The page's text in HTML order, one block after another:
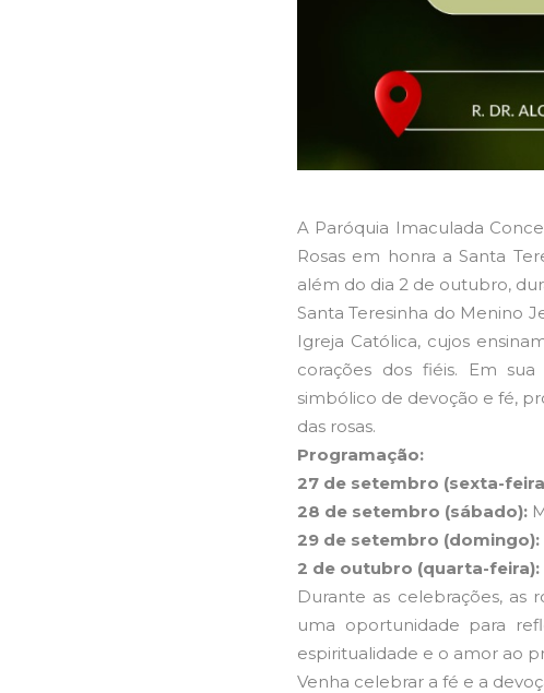
A Paróquia Imaculada
Rosas em honra a Santa
além do dia 2 de outubro,
Santa Teresinha do Menino
Igreja Católica, cujos
corações dos fiéis. Em
simbólico de devoção e fé,
das rosas.
Programação:
27 de setembro (sexta-
28 de setembro (sábado):
29 de setembro (domingo):
2 de outubro (quarta-feira):
Durante as celebrações, as
uma oportunidade para
espiritualidade e o amor ao
Venha celebrar a fé e a